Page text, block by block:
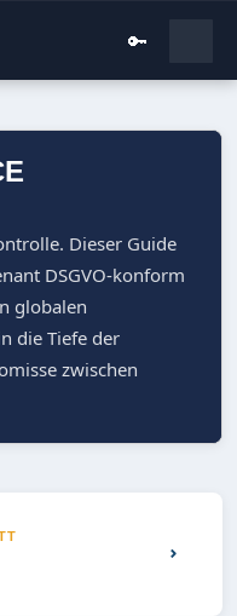
🔑
Dieser Guide
DSGVO-konform
globalen
die Tiefe der
zwischen
⌄